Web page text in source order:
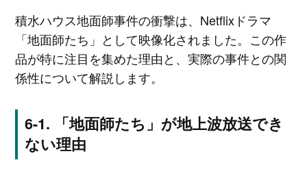
積水ハウス地面師事件の衝撃は、Netflixドラマ
「地面師たち」として映像化されました。この作
品が特に注目を集めた理由と、実際の事件との関
係性について解説します。
「地面師たち」が地上波放送でき
ない理由